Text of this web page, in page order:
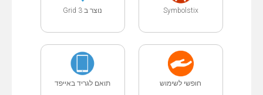
Symbolstix נוצר ב Grid 3
חופשי לשימוש תואם לגריד באייפד